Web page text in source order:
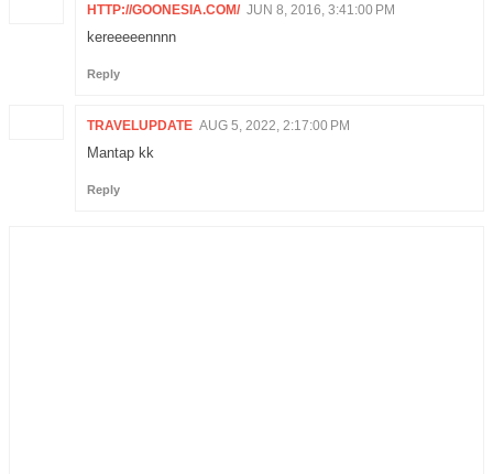
HTTP://GOONESIA.COM/ JUN 8, 2016, 3:41:00 PM
kereeeeennnn
Reply
TRAVELUPDATE AUG 5, 2022, 2:17:00 PM
Mantap kk
Reply